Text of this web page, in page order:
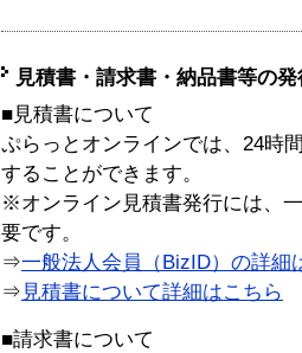
見積書・請求書・納品書等の
■見積書について
ぷらっとオンラインでは、24時
することができます。
※オンライン見積書発行には、
要です。
⇒一般法人会員（BizID）の詳細
⇒ 見積書について詳細はこちら
■請求書について